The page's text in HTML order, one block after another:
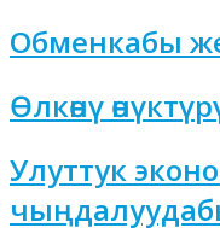
Обменкабы
Өлкөнү
Улуттук